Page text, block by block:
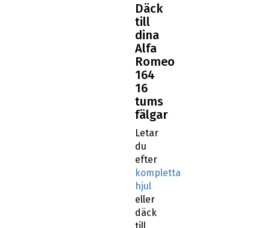
Däck
till
dina
Alfa
Romeo
164
16
tums
fälgar
Letar
du
efter
kompletta
hjul
eller
däck